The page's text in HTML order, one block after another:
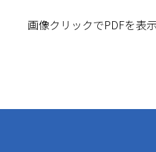
画像クリックでPDFを表